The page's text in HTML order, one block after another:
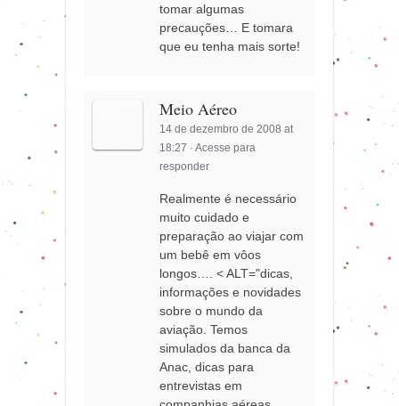
tomar algumas
precauções… E tomara
que eu tenha mais sorte!
Meio Aéreo
14 de dezembro de 2008 at
18:27 ·Acesse para
responder
Realmente é necessário
muito cuidado e
preparação ao viajar com
um bebê em vôos
longos…. < ALT="dicas,
informações e novidades
sobre o mundo da
aviação. Temos
simulados da banca da
Anac, dicas para
entrevistas em